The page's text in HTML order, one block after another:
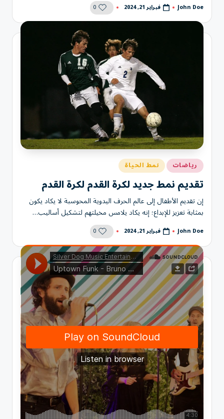
تمّ
بواسطة
John Doe فبراير 21, 2024 0
نُشر
في
رياضات نمط الحياة
تقديم نمط جديد لكرة القدم لكرة القدم
إن تقديم الأطفال إلى عالم الحرف اليدوية المحوسبة لا يكاد يكون
بمثابة تعزيز للإبداع؛ إنه يكاد يلامس مخيلتهم لتشكيل أساليب…
تمّ
بواسطة
John Doe فبراير 21, 2024 0